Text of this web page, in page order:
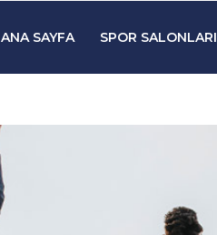
ANA SAYFA SPOR SALONLARI